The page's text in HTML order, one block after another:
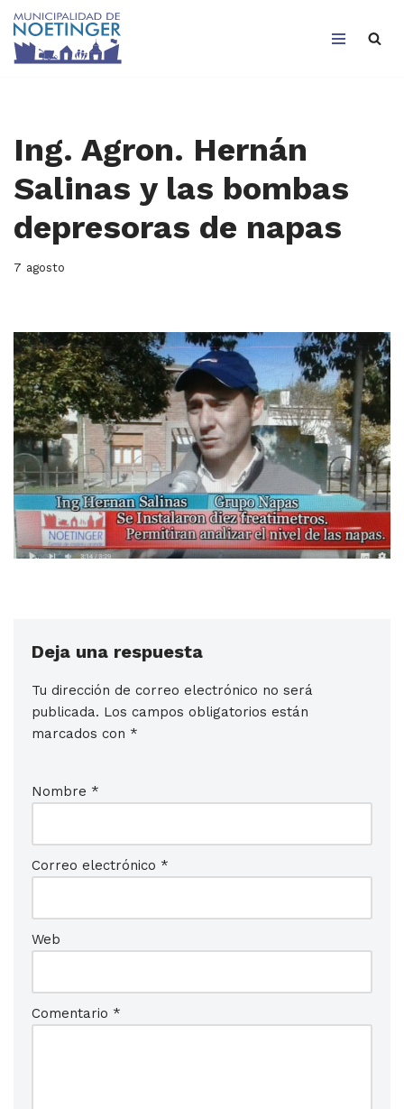
Saltar
Ing. Agron. Hernán
Salinas y las bombas
depresoras de napas
7 agosto
Deja una respuesta
Tu dirección de correo electrónico no será
publicada. Los campos obligatorios están
marcados con *
Nombre *
Correo electrónico *
Web
Comentario *